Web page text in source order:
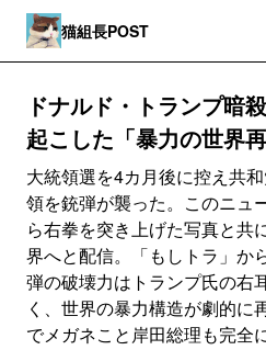
猫組長POST
ドナルド・トランプ
起こした「暴力の世界再
大統領選を4カ月後に控え共
領を銃弾が襲った。このニュ
ら右拳を突き上げた写真と共
界へと配信。「もしトラ」か
弾の破壊力はトランプ氏の右
く、世界の暴力構造が劇的に
でメガネこと岸田総理も完全